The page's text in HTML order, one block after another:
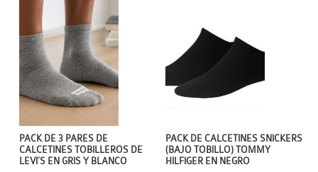
PACK DE CALCETINES SNICKERS
(BAJO TOBILLO) TOMMY
HILFIGER EN NEGRO
PACK DE 3 PARES DE
CALCETINES TOBILLEROS DE
LEVI´S EN GRIS Y BLANCO